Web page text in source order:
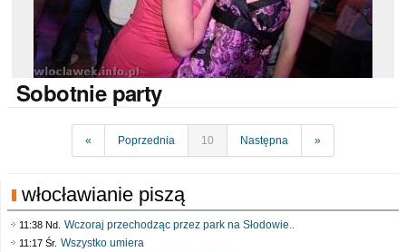
Sobotnieparty
« Poprzednia 10 Następna »
włocławianie piszą
11:38 Nd. Wczoraj przechodząc przez park na Słodowie..
11:17 Śr. Wszystko umiera